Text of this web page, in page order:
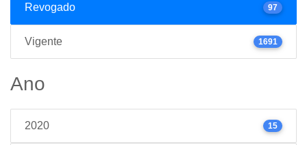
Revogado 97
Vigente 1691
Ano
2020 15